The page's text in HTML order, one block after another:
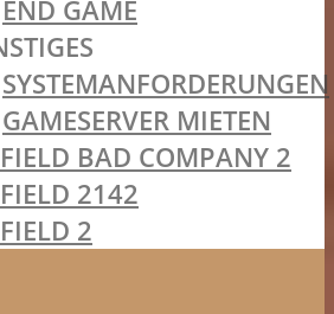
END GAME
SYSTEMANFORDERUNGEN
GAMESERVER MIETEN
BAD COMPANY 2
2142
2